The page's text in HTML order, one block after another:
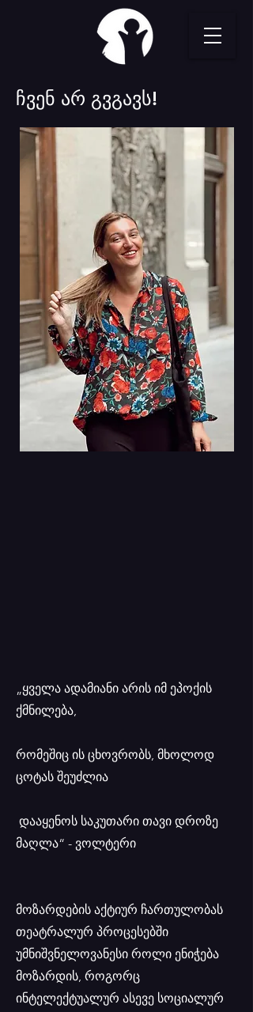
ჩვენ არ გვგავს!
„ყველა ადამიანი არის იმ ეპოქის
ქმნილება,
რომეშიც ის ცხოვრობს, მხოლოდ
ცოტას შეუძლია
დააყენოს საკუთარი თავი დროზე
მაღლა“ - ვოლტერი
მოზარდების აქტიურ ჩართულობას
თეატრალურ პროცესებში
უმნიშვნელოვანესი როლი ენიჭება
მოზარდის, როგორც
ინტელექტუალურ ასევე სოციალურ